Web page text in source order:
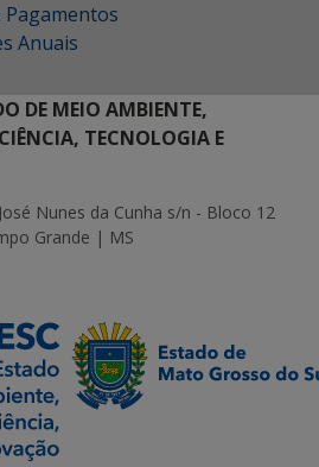
Anuais
DE MEIO AMBIENTE,
TECNOLOGIA E
Nunes da Cunha s/n - Bloco 12
Grande | MS